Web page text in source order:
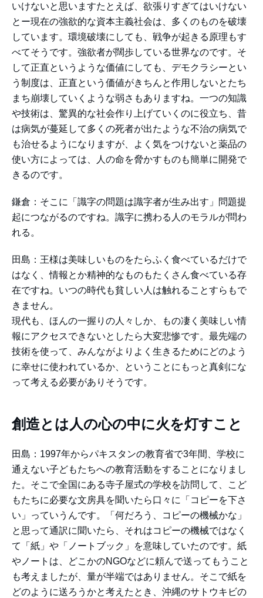
いけないと思いますたとえば、欲張りすぎてはいけない
とー現在の強欲的な資本主義社会は、多くのものを破壊
しています。環境破壊にしても、戦争が起きる原理もす
べてそうです。強欲者が闊歩している世界なのです。そ
して正直というような価値にしても、デモクラシーとい
う制度は、正直という価値がきちんと作用しないとたち
まち崩壊していくような弱さもありますね。一つの知識
や技術は、驚異的な社会作り上げていくのに役立ち、昔
は病気が蔓延して多くの死者が出たような不治の病気で
も治せるようになりますが、よく気をつけないと薬品の
使い方によっては、人の命を脅かすものも簡単に開発で
きるのです。
鎌倉：そこに「識字の問題は識字者が生み出す」問題提
起につながるのですね。識字に携わる人のモラルが問わ
れる。
田島：王様は美味しいものをたらふく食べているだけで
はなく、情報とか精神的なものもたくさん食べている存
在ですね。いつの時代も貧しい人は触れることすらもで
きません。
現代も、ほんの一握りの人々しか、もの凄く美味しい情
報にアクセスできないとしたら大変悲惨です。最先端の
技術を使って、みんながよりよく生きるためにどのよう
に幸せに使われているか、ということにもっと真剣にな
って考える必要がありそうです。
創造とは人の心の中に火を灯すこと
田島：1997年からパキスタンの教育省で3年間、学校に
通えない子どもたちへの教育活動をすることになりまし
た。そこで全国にある寺子屋式の学校を訪問して、こど
もたちに必要な文房具を聞いたら口々に「コピーを下さ
い」っていうんです。「何だろう、コピーの機械かな」
と思って通訳に聞いたら、それはコピーの機械ではなく
て「紙」や「ノートブック」を意味していたのです。紙
やノートは、どこかのNGOなどに頼んで送ってもうこと
も考えましたが、量が半端ではありません。そこで紙を
どのように送ろうかと考えたとき、沖縄のサトウキビの